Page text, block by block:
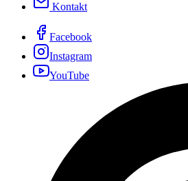
Kontakt
Facebook
Instagram
YouTube